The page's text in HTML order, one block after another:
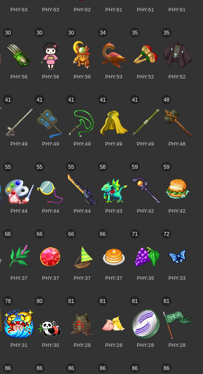
PHY:63 PHY:63 PHY:62 PHY:61 PHY:61 PHY:61
30
PHY:56
30
PHY:56
30
PHY:56
34
PHY:53
35
PHY:52
35
PHY:52
41
PHY:49
41
PHY:49
41
PHY:49
41
PHY:49
41
PHY:49
48
PHY:48
55
PHY:44
55
PHY:44
55
PHY:44
58
PHY:43
59
PHY:42
59
PHY:42
66
PHY:37
66
PHY:37
66
PHY:37
66
PHY:37
71
PHY:36
72
PHY:33
78
PHY:31
80
PHY:30
81
PHY:28
81
PHY:28
81
PHY:28
81
PHY:28
86 86 86 86 86 86